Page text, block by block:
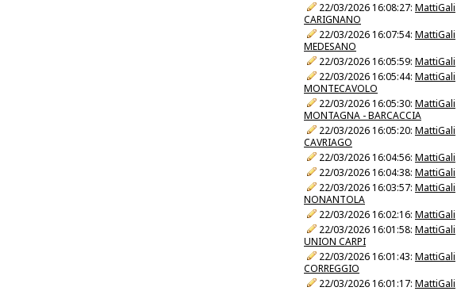
22/03/2026 16:08:27: MattiGali
CARIGNANO
22/03/2026 16:07:54: MattiGali
MEDESANO
22/03/2026 16:05:59: MattiGali
22/03/2026 16:05:44: MattiGali
MONTECAVOLO
22/03/2026 16:05:30: MattiGali
MONTAGNA - BARCACCIA
22/03/2026 16:05:20: MattiGali
CAVRIAGO
22/03/2026 16:04:56: MattiGali
22/03/2026 16:04:38: MattiGali
22/03/2026 16:03:57: MattiGali
NONANTOLA
22/03/2026 16:02:16: MattiGali
22/03/2026 16:01:58: MattiGali
UNION CARPI
22/03/2026 16:01:43: MattiGali
CORREGGIO
22/03/2026 16:01:17: MattiGali